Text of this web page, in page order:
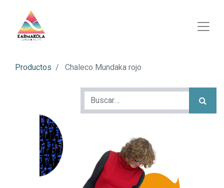
Productos Chaleco Mundaka rojo